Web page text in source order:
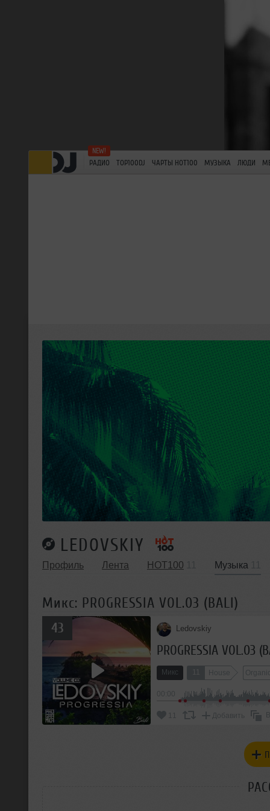
РАДИО TOP100DJ ЧАРТЫ HOT100 МУЗЫКА ЛЮДИ
LEDOVSKIY
Профиль Лента HOT100 Музыка
Микс: PROGRESSIA VOL.03 (BALI)
43 Ledovskiy
PROGRESSIA VOL.03
Микс House
Добавить